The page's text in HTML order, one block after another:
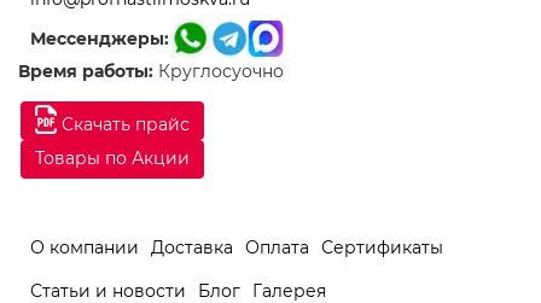
Скачать прайс
Товары по Акции
Мессенджеры:
Время работы: Круглосуочно
О компании Доставка Оплата
Сертификаты
Статьи и новости
Блог
Галерея